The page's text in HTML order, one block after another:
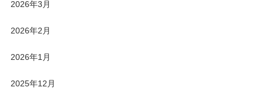
2026年3月
2026年2月
2026年1月
2025年12月